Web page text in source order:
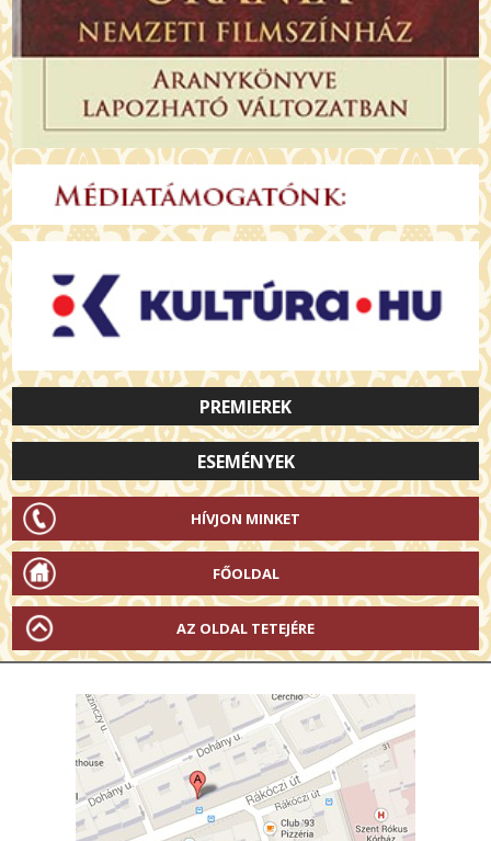
PREMIEREK
ESEMÉNYEK
HÍVJON MINKET
FŐOLDAL
AZ OLDAL TETEJÉRE